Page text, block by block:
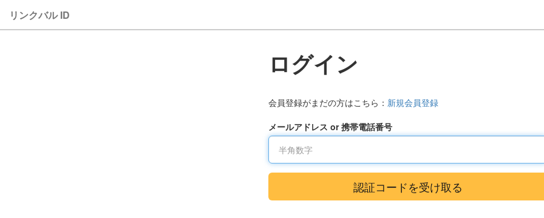
リンクバル ID
ログイン
会員登録がまだの方はこちら： 新規会員登録
メールアドレス or 携帯電話番号